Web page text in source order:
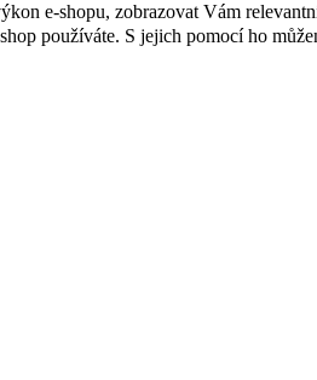
e-shopu, zobrazovat Vám
používáte. S jejich pomocí ho